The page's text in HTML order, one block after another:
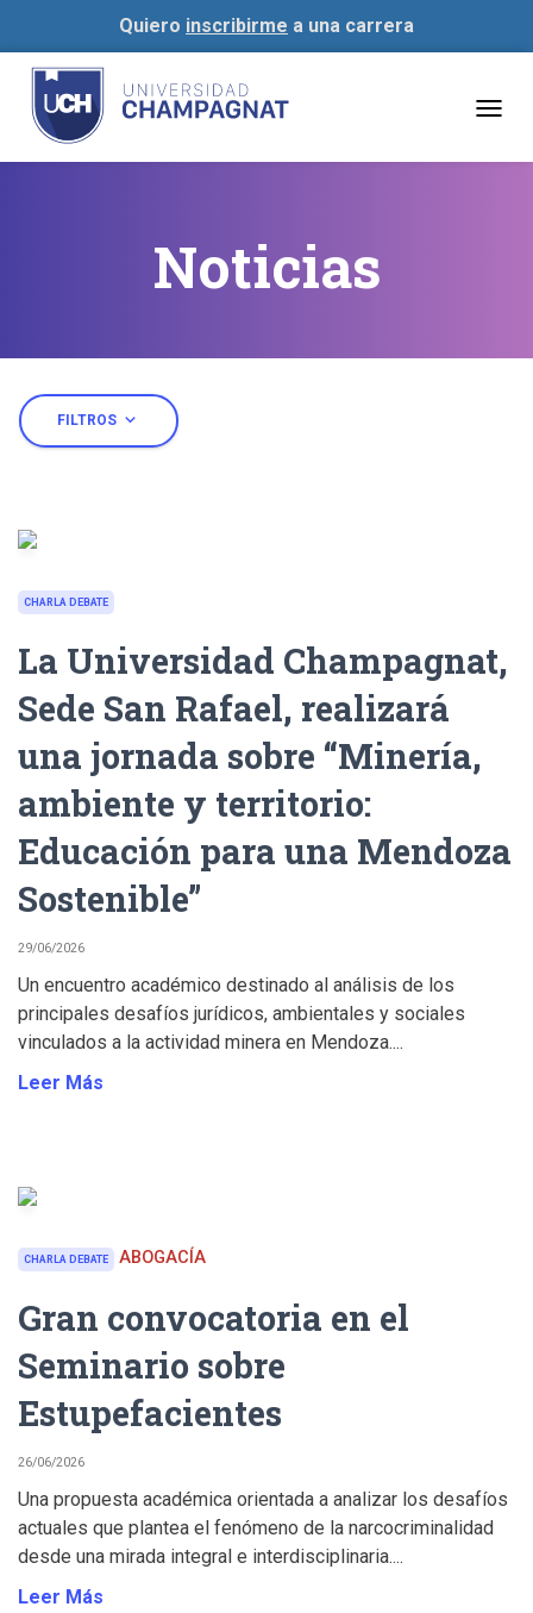
Quiero inscribirme a una carrera
Noticias
FILTROS expand_more
CHARLA DEBATE
La Universidad Champagnat,
Sede San Rafael, realizará
una jornada sobre “Minería,
ambiente y territorio:
Educación para una Mendoza
Sostenible”
29/06/2026
Un encuentro académico destinado al análisis de los
principales desafíos jurídicos, ambientales y sociales
vinculados a la actividad minera en Mendoza....
Leer Más
CHARLA DEBATE ABOGACÍA
Gran convocatoria en el
Seminario sobre
Estupefacientes
26/06/2026
Una propuesta académica orientada a analizar los desafíos
actuales que plantea el fenómeno de la narcocriminalidad
desde una mirada integral e interdisciplinaria....
Leer Más